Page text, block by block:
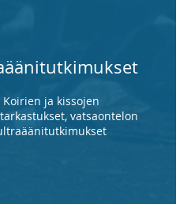
Koirien ja kissojen
vatsaontelon